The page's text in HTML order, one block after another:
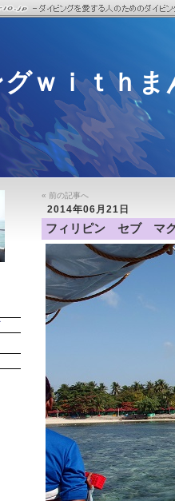
ｗｉｔｈま
« 前の記事へ
2014年06月21日
フィリピン セブ マ